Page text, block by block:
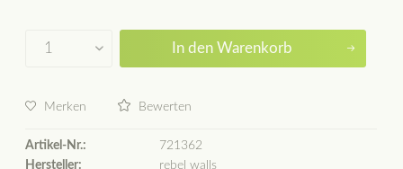
In den Warenkorb
Merken Bewerten
Artikel-Nr.:
721362
Hersteller:
rebel walls